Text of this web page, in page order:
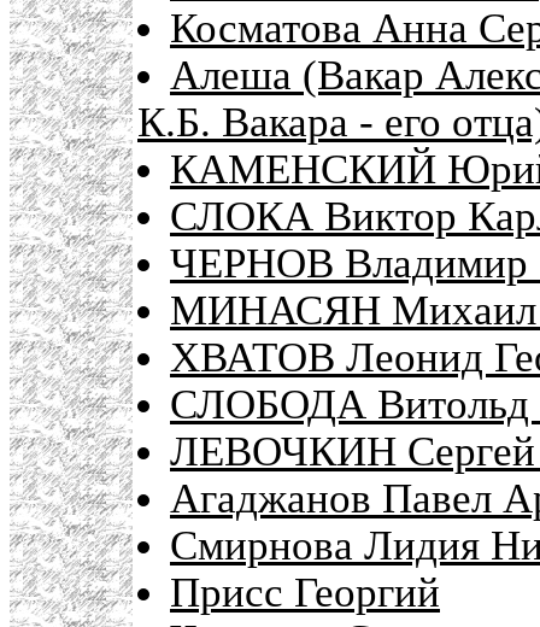
Косматова Анна
Алеша (Вакар
К.Б. Вакара - его
КАМЕНСКИЙ Юрий
СЛОКА Виктор
ЧЕРНОВ Владимир
МИНАСЯН Михаил
ХВАТОВ Леонид
СЛОБОДА Витольд
ЛЕВОЧКИН Сергей
Агаджанов Павел
Смирнова Лидия
Присс Георгий